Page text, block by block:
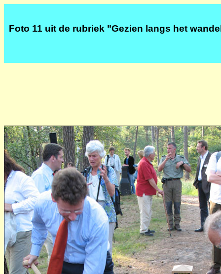
Foto 11 uit de rubriek "Gezien langs het